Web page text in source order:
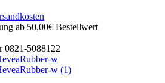
ab 50,00€ Bestellwert
0821-5088122